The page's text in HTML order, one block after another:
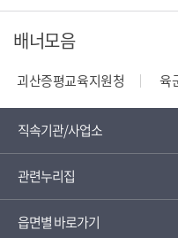
배너모음
괴산증평교육지원청 육
직속기관/사업소
관련누리집
읍면별 바로가기